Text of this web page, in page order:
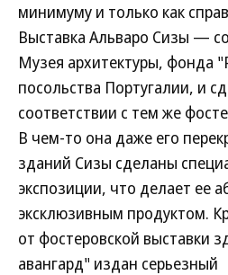
минимуму и только как
Выставка Альваро Сизы —
Музея архитектуры, фонда
посольства Португалии, и
соответствии с тем же
В чем-то она даже его
зданий Сизы сделаны
экспозиции, что делает ее
эксклюзивным продуктом.
от фостеровской выставки
авангард" издан серьезный